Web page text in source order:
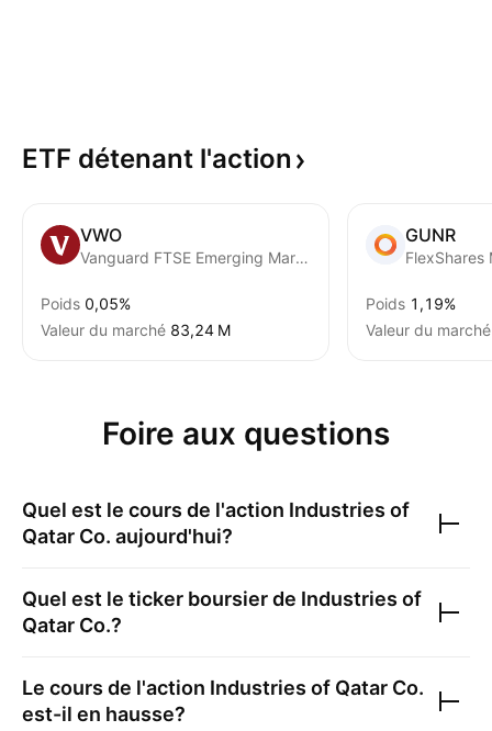
ETF détenant l'action
VWO
Vanguard FTSE Emerging Markets ETF
Poids 0,05%
Valeur du marché ‪83,24 M‬
GUNR
Poids 1,19%
Valeur du marché
Foire aux questions
Quel est le cours de l'action Industries of
Qatar Co. aujourd'hui?
Quel est le ticker boursier de Industries of
Qatar Co.?
Le cours de l'action Industries of Qatar Co.
est-il en hausse?